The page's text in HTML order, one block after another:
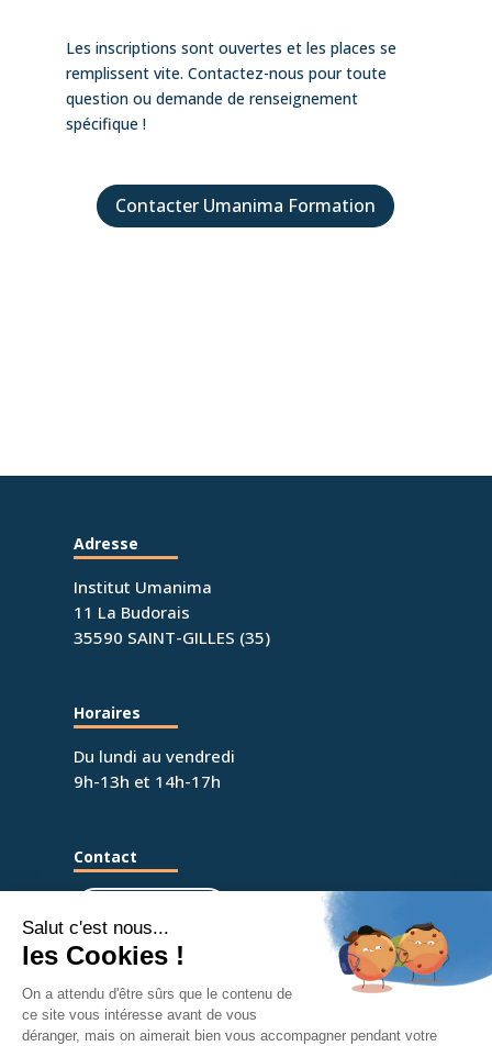
Les inscriptions sont ouvertes et les places se
remplissent vite. Contactez-nous pour toute
question ou demande de renseignement
spécifique !
Contacter Umanima Formation
Adresse
Institut Umanima
11 La Budorais
35590 SAINT-GILLES (35)
Horaires
Du lundi au vendredi
9h-13h et 14h-17h
Contact
umanima.formation@gmail.com